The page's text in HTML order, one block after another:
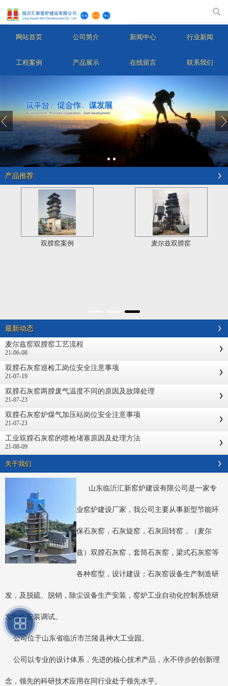
网站首页 公司简介 新闻中心 行业新闻
工程案例 产品展示 在线留言 联系我们
产品推荐
双膛窑案例 麦尔兹双膛窑
最新动态
麦尔兹窑双膛窑工艺流程
21-06-08
双膛石灰窑巡检工岗位安全注意事项
21-07-19
双膛石灰窑两膛废气温度不同的原因及故障处理
21-07-23
双膛石灰窑炉煤气加压站岗位安全注意事项
21-07-23
工业双膛石灰窑的喷枪堵塞原因及处理方法
21-08-09
关于我们
山东临沂汇新窑炉建设有限公司是一家专
业窑炉建设厂家，我公司主要从事新型节能环
保石灰窑，石灰旋窑，石灰回转窑，（麦尔
兹）双膛石灰窑，套筒石灰窑，梁式石灰窑等
各种窑型，设计建设；石灰窑设备生产制造研
发，及脱硫、脱销，除尘设备生产安装，窑炉工业自动化控制系统研
发制作安装调试。
公司位于山东省临沂市兰陵县神大工业园。
公司以专业的设计体系，先进的核心技术产品，永不停步的创新理
念，领先的科研技术应用在同行业处于领先水平。